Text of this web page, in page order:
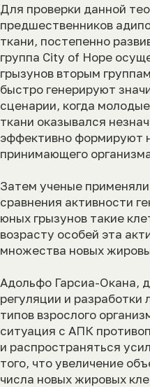
Для проверки данной
предшественников
ткани, постепенно
группа City of Hope
грызунов вторым
быстро генерируют
сценарии, когда
ткани оказывался
эффективно формируют
принимающего
Затем ученые
сравнения активности
юных грызунов такие
возрасту особей эта
множества новых
Адольфо Гарсиа-Окана,
регуляции и
типов взрослого
ситуация с АПК
и распространяться
того, что увеличение
числа новых жировых